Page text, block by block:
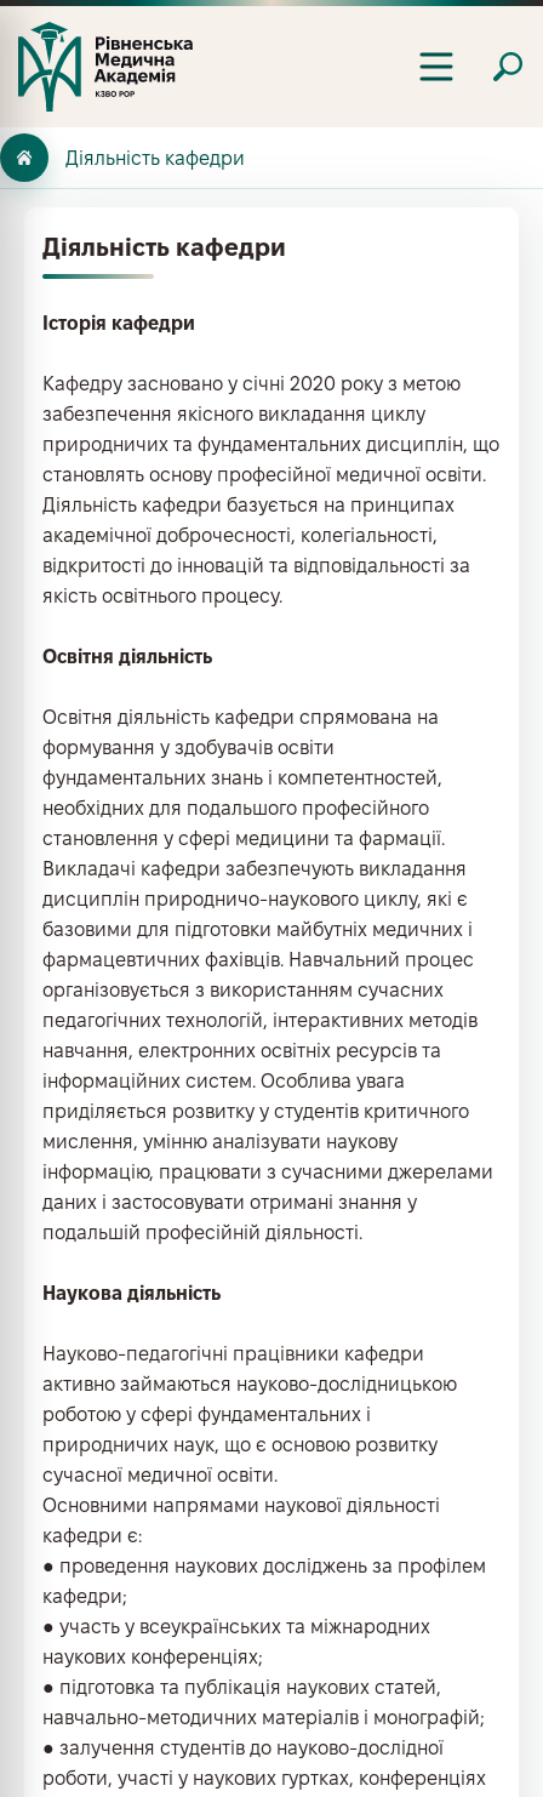
Діяльність кафедри
Діяльність кафедри
Історія кафедри
Кафедру засновано у січні 2020 року з метою
забезпечення якісного викладання циклу
природничих та фундаментальних дисциплін, що
становлять основу професійної медичної освіти.
Діяльність кафедри базується на принципах
академічної доброчесності, колегіальності,
відкритості до інновацій та відповідальності за
якість освітнього процесу.
Освітня діяльність
Освітня діяльність кафедри спрямована на
формування у здобувачів освіти
фундаментальних знань і компетентностей,
необхідних для подальшого професійного
становлення у сфері медицини та фармації.
Викладачі кафедри забезпечують викладання
дисциплін природничо-наукового циклу, які є
базовими для підготовки майбутніх медичних і
фармацевтичних фахівців. Навчальний процес
організовується з використанням сучасних
педагогічних технологій, інтерактивних методів
навчання, електронних освітніх ресурсів та
інформаційних систем. Особлива увага
приділяється розвитку у студентів критичного
мислення, умінню аналізувати наукову
інформацію, працювати з сучасними джерелами
даних і застосовувати отримані знання у
подальшій професійній діяльності.
Наукова діяльність
Науково-педагогічні працівники кафедри
активно займаються науково-дослідницькою
роботою у сфері фундаментальних і
природничих наук, що є основою розвитку
сучасної медичної освіти.
Основними напрямами наукової діяльності
кафедри є:
● проведення наукових досліджень за профілем
кафедри;
● участь у всеукраїнських та міжнародних
наукових конференціях;
● підготовка та публікація наукових статей,
навчально-методичних матеріалів і монографій;
● залучення студентів до науково-дослідної
роботи, участі у наукових гуртках, конференціях